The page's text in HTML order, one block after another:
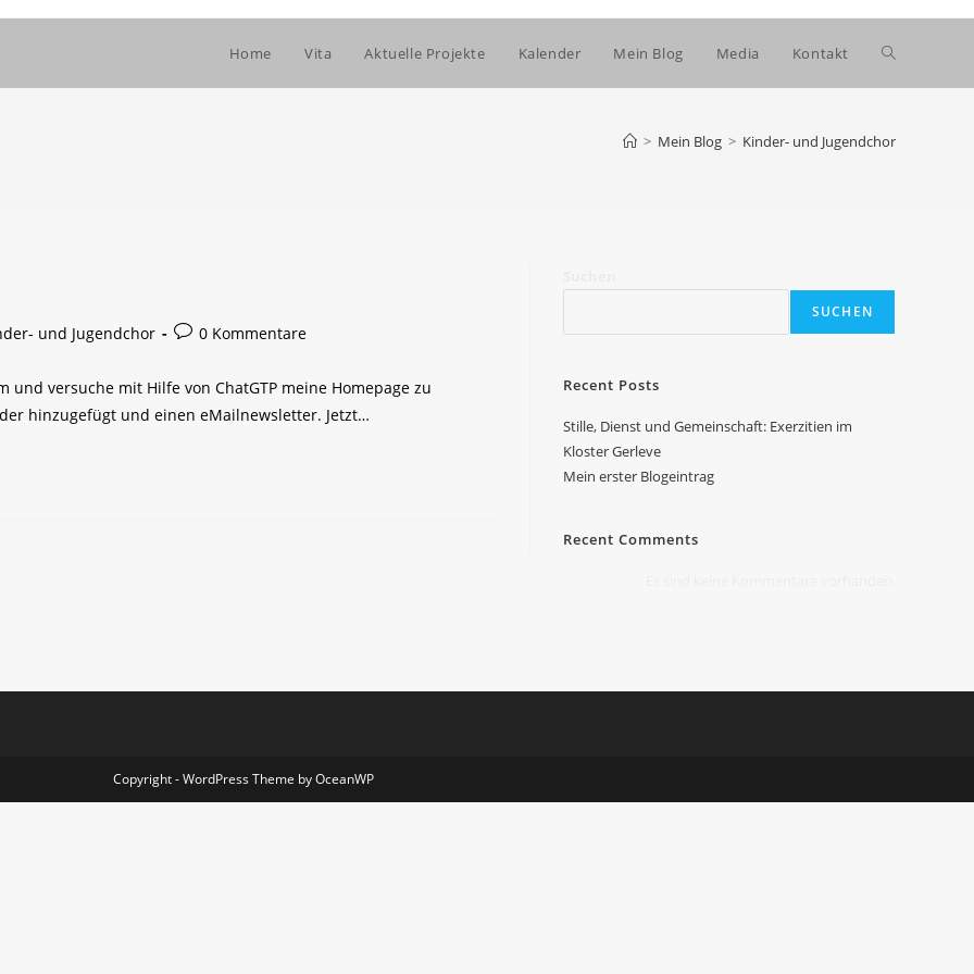
Home Vita Aktuelle Projekte Kalender Mein Blog Media Kontakt Website-
> Mein Blog > Kinder- und Jugendchor
und Jugendchor
Beitrags-
0 Kommentare
versuche mit Hilfe von ChatGTP meine Homepage zu
hinzugefügt und einen eMailnewsletter. Jetzt…
SUCHEN
Recent Posts
Stille, Dienst und Gemeinschaft: Exerzitien im
Kloster Gerleve
Mein erster Blogeintrag
Recent Comments
Copyright - WordPress Theme by OceanWP